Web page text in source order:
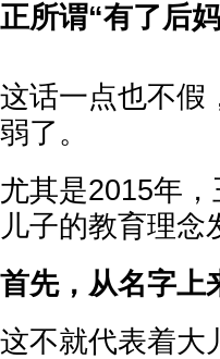
正所谓“有了后
这话一点也不假
弱了。
尤其是2015年
儿子的教育理念
首先，从名字上
这不就代表着大